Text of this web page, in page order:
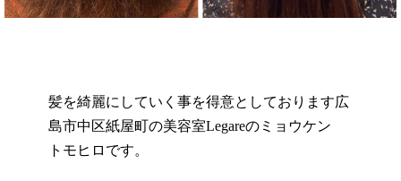
髪を綺麗にしていく事を得意としております広
島市中区紙屋町の美容室Legareのミョウケン
トモヒロです。